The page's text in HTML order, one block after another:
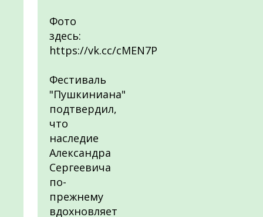
Фото
здесь:
https://vk.cc/cMEN7P
Фестиваль
"Пушкиниана"
подтвердил,
что
наследие
Александра
Сергеевича
по-
прежнему
вдохновляет